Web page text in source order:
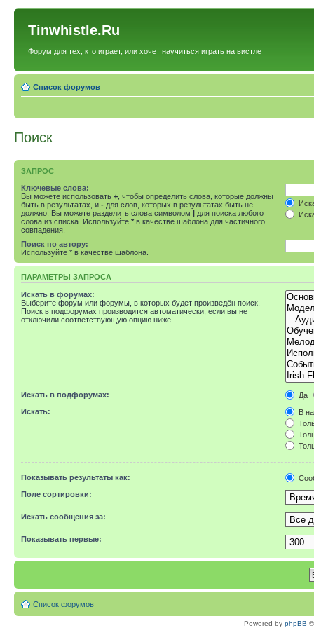
Tinwhistle.Ru
Форум для тех, кто играет, или хочет научиться играть на вистле
Список форумов
Поиск
ЗАПРОС
Ключевые слова:
Вы можете использовать + , чтобы определить слова, которые должны
быть в результатах, и - для слов, которых в результатах быть не
должно. Вы можете разделить слова символом | для поиска любого
слова из списка. Используйте * в качестве шаблона для частичного
совпадения.
Поиск по автору:
Используйте * в качестве шаблона.
ПАРАМЕТРЫ ЗАПРОСА
Искать в форумах:
Выберите форум или форумы, в которых будет произведён поиск.
Поиск в подфорумах производится автоматически, если вы не
отключили соответствующую опцию ниже.
Искать в подфорумах:
Да
Искать:
В
Показывать результаты как:
Поле сортировки:
Искать сообщения за:
Показывать первые:
Список форумов
Powered by phpBB